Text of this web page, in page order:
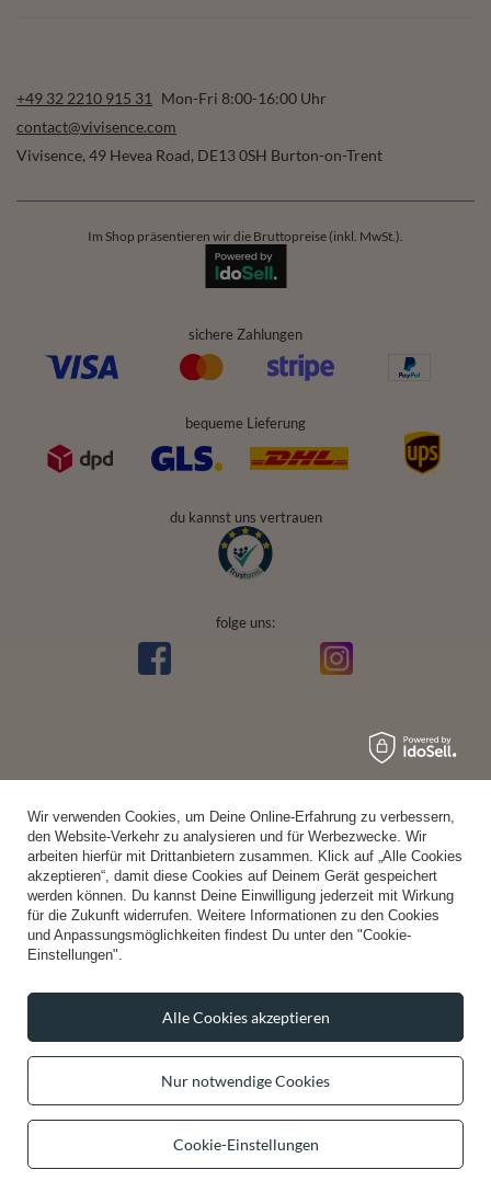
+49 32 2210 915 31
Mon-Fri 8:00-16:00 Uhr
contact@vivisence.com
Vivisence, 49 Hevea Road, DE13 0SH Burton-on-Trent
Im Shop präsentieren wir die Bruttopreise (inkl. MwSt.).
sichere Zahlungen
bequeme Lieferung
du kannst uns vertrauen
folge uns:
Wir verwenden Cookies, um Deine Online-Erfahrung zu verbessern,
den Website-Verkehr zu analysieren und für Werbezwecke. Wir
arbeiten hierfür mit Drittanbietern zusammen. Klick auf „Alle Cookies
akzeptieren“, damit diese Cookies auf Deinem Gerät gespeichert
werden können. Du kannst Deine Einwilligung jederzeit mit Wirkung
für die Zukunft widerrufen. Weitere Informationen zu den Cookies
und Anpassungsmöglichkeiten findest Du unter den "Cookie-
Einstellungen".
Nur notwendige Cookies
Cookie-Einstellungen
Alle Cookies akzeptieren